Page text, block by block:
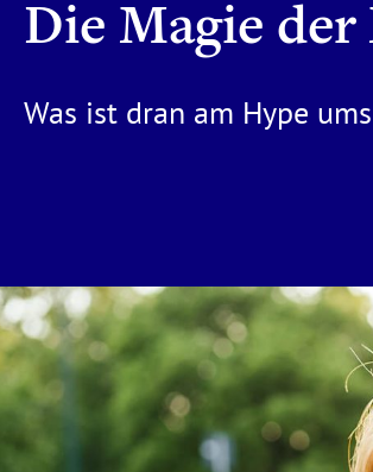
Die Magie
Was ist dran am Hype